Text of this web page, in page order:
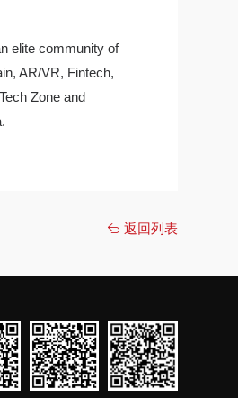
elite community of
AR/VR, Fintech,
Zone and
返回列表